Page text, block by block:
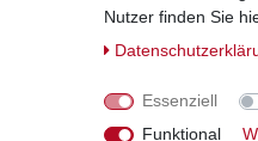
Nutzer finden Sie
Essenziell
Funktional